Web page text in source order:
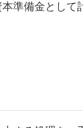
準備金として